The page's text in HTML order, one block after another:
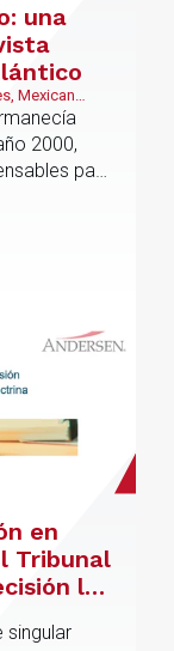
una
Mexican
2000,
para
en
Tribunal
los
singular